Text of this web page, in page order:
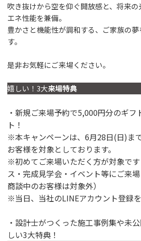
吹き抜けから空を仰ぐ開放感と、将来
エネ性能を兼備。
豊かさと機能性が調和する、ご家族の
す。
是非お気軽にご来場ください。
嬉しい！3大来場特典
・新規ご来場予約で5,000円分のギフ
ト！
※本キャンペーンは、6月28日(日)ま
お客様を対象としております。
※初めてご来場いただく方が対象で
ス・完成見学会・イベント等にご来
商談中のお客様は対象外）
※当日、当社のLINEアカウント登録を
・設計士がつくった施工事例集や未
しい3大特典！